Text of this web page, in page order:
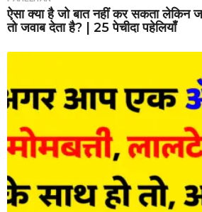
ऐसा क्या है जो बात नहीं कर सकता लेकिन
तो जवाब देता है? | 25 पेचीदा पहेलियाँ